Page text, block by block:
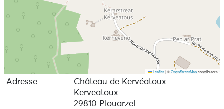
les oiseaux, la forêt...
Leaflet |©OpenStreetMapcontributors
Adresse
Château de Kervéatoux
Kerveatoux
29810 Plouarzel